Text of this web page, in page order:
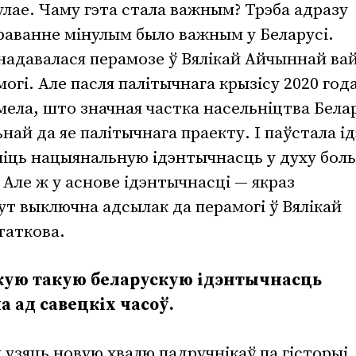
Чаму гэта стала важным? Трэба адразу
мінулым было важным у Беларусі.
перамозе ў Вялікай Айчыннай
Але пасля палітычнага крызісу 2020
што значная частка насельніцтва
да яе палітычнага праекту. І паўстала
нацыянальную ідэнтычнасць у духу
ж у аснове ідэнтычнасці — якраз
выключна адсылак да перамогі ў Вялікай
такую беларускую ідэнтычнасць
савецкіх часоў.